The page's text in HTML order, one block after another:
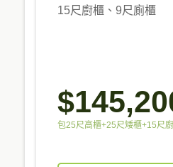
15尺廚櫃、9尺廁櫃
包25尺高櫃+25尺矮櫃+15尺